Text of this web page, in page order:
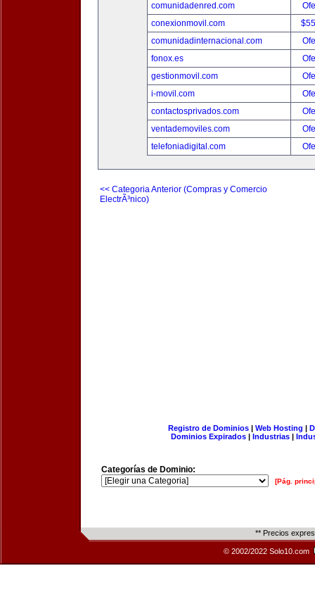
comunidadenred.com
conexionmovil.com
comunidadinternacional.com
fonox.es
gestionmovil.com
i-movil.com
contactosprivados.com
ventademoviles.com
telefoniadigital.com
<< Categoria Anterior (Compras y Comercio
ElectrÃ³nico)
Registro de Dominios| Web Hosting |
Dominios Expirados | Industrias |
Categorías de Dominio:
[Pág.
** Precios
© 2002/2022 Solo10.com